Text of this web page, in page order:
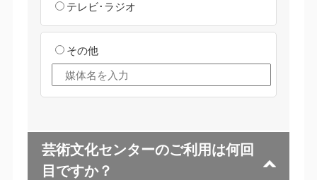
テレビ･ラジオ
その他
芸術文化センターのご利用は何回
目ですか？